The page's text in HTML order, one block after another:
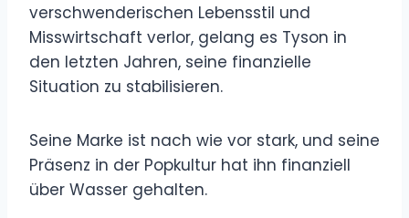
verschwenderischen Lebensstil und
Misswirtschaft verlor, gelang es Tyson in
den letzten Jahren, seine finanzielle
Situation zu stabilisieren.
Seine Marke ist nach wie vor stark, und seine
Präsenz in der Popkultur hat ihn finanziell
über Wasser gehalten.